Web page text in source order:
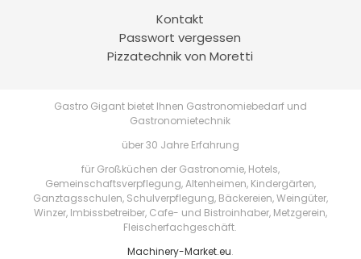
Kontakt
Passwort vergessen
Pizzatechnik von Moretti
Gastro Gigant bietet Ihnen Gastronomiebedarf und
Gastronomietechnik
über 30 Jahre Erfahrung
für Großküchen der Gastronomie, Hotels,
Gemeinschaftsverpflegung, Altenheimen, Kindergärten,
Ganztagsschulen, Schulverpflegung, Bäckereien, Weingüter,
Winzer, Imbissbetreiber, Cafe- und Bistroinhaber, Metzgerein,
Fleischerfachgeschäft.
Machinery-Market.eu.